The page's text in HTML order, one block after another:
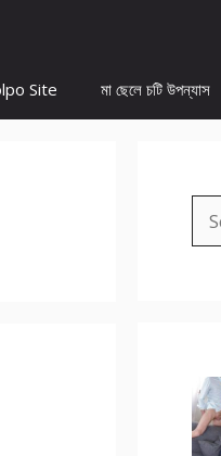
Site মা ছেলে চটি উপন্যাস
for: